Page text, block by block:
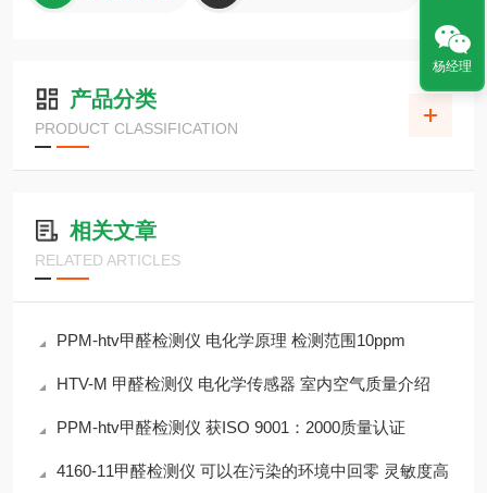
产品分类
PRODUCT CLASSIFICATION
相关文章
RELATED ARTICLES
PPM-htv甲醛检测仪 电化学原理 检测范围10ppm
HTV-M 甲醛检测仪 电化学传感器 室内空气质量介绍
PPM-htv甲醛检测仪 获ISO 9001：2000质量认证
4160-11甲醛检测仪 可以在污染的环境中回零 灵敏度高
杨经理